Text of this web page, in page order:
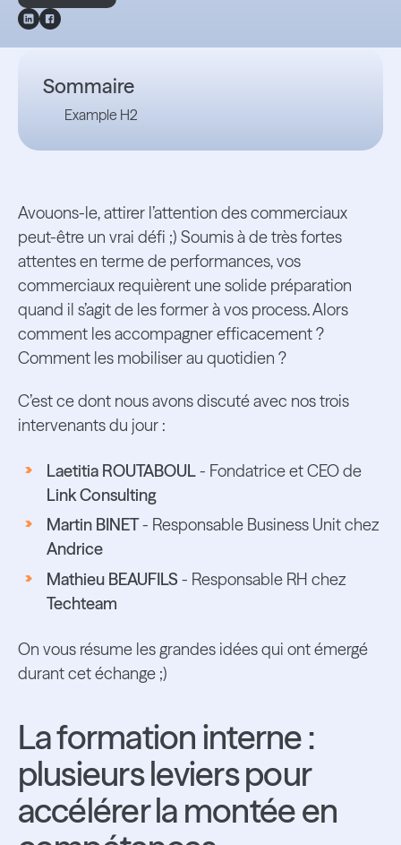
Sommaire
Example H2
Avouons-le, attirer l’attention des commerciaux
peut-être un vrai défi ;) Soumis à de très fortes
attentes en terme de performances, vos
commerciaux requièrent une solide préparation
quand il s’agit de les former à vos process. Alors
comment les accompagner efficacement ?
Comment les mobiliser au quotidien ?
C’est ce dont nous avons discuté avec nos trois
intervenants du jour :
Laetitia ROUTABOUL- Fondatrice et CEO de
Link Consulting
Martin BINET- Responsable Business Unit chez
Andrice
Mathieu BEAUFILS - Responsable RH chez
Techteam
On vous résume les grandes idées qui ont émergé
durant cet échange ;)
La formation interne :
plusieurs leviers pour
accélérer la montée en